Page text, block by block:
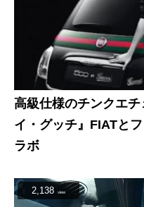
高級仕様のチンクエ
イ・グッチ』FIATと
ラボ
2,138 view